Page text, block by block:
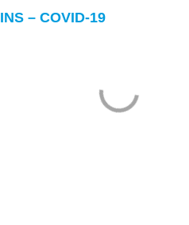
INS – COVID-19